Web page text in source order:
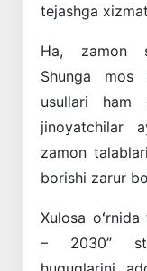
tejashga
Ha, zamon
Shunga mos
usullari ham
jinoyatchilar
zamon
borishi zarur
Xulosa oʻrnida
– 2030”